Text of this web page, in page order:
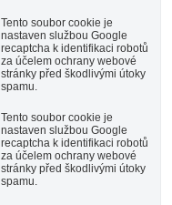
Tento soubor cookie je
nastaven službou Google
recaptcha k identifikaci robotů
za účelem ochrany webové
stránky před škodlivými útoky
spamu.
Tento soubor cookie je
nastaven službou Google
recaptcha k identifikaci robotů
za účelem ochrany webové
stránky před škodlivými útoky
spamu.